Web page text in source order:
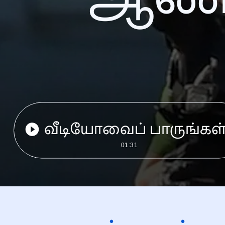
வீடியோவைப்
01:31